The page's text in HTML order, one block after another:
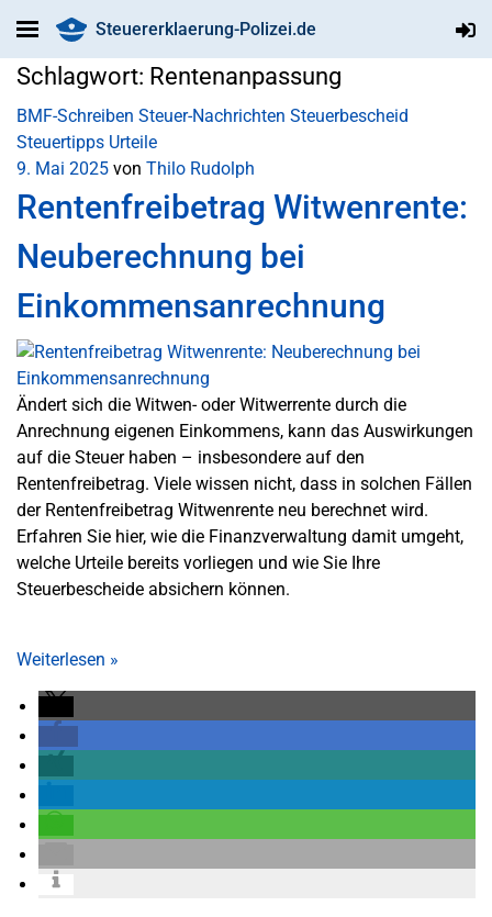
Steuererklaerung-Polizei.de
Schlagwort: Rentenanpassung
BMF-Schreiben Steuer-Nachrichten Steuerbescheid
Steuertipps Urteile
9. Mai 2025 von Thilo Rudolph
Rentenfreibetrag Witwenrente:
Neuberechnung bei
Einkommensanrechnung
Ändert sich die Witwen- oder Witwerrente durch die
Anrechnung eigenen Einkommens, kann das Auswirkungen
auf die Steuer haben – insbesondere auf den
Rentenfreibetrag. Viele wissen nicht, dass in solchen Fällen
der Rentenfreibetrag Witwenrente neu berechnet wird.
Erfahren Sie hier, wie die Finanzverwaltung damit umgeht,
welche Urteile bereits vorliegen und wie Sie Ihre
Steuerbescheide absichern können.
Weiterlesen »